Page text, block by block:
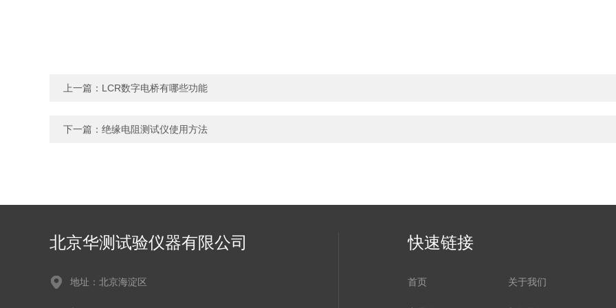
上一篇： LCR数字电桥有哪些功能
下一篇： 绝缘电阻测试仪使用方法
北京华测试验仪器有限公司
地址：北京海淀区
快速链接
首页 关于我们